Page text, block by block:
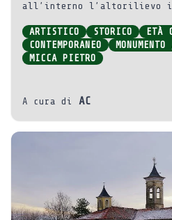
all’interno l’altorilievo in
di Luigi Vimercati (1828 –
ARTISTICO STORICO
ETÀ
CONTEMPORANEO
MICCA PIETRO
A cura di AC